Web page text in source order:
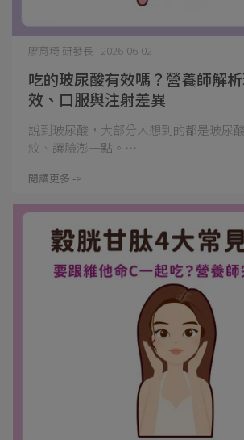
吃的玻尿酸有效嗎？營養師解
效、口服與注射差異
廖育琦 研發長 | 2026-06-02
說到玻尿酸，大部分人想到的都是玻尿
紋、讓臉澎一點。⋯
閱讀更多 ->